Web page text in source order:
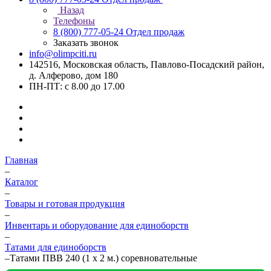
Назад
Телефоны
8 (800) 777-05-24 Отдел продаж
Заказать звонок
info@olimpciti.ru
142516, Московская область, Павлово-Посадский район,
д. Алферово, дом 180
ПН-ПТ: с 8.00 до 17.00
Главная
–
Каталог
–
Товары и готовая продукция
–
Инвентарь и оборудование для единоборств
–
Татами для единоборств
–Татами ПВВ 240 (1 х 2 м.) соревновательные